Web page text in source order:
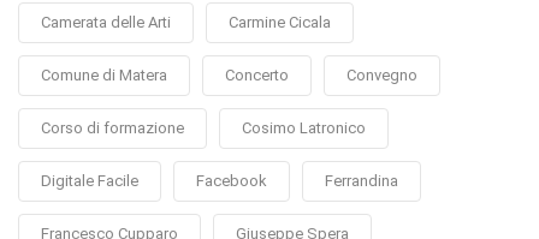
Camerata delle Arti Carmine Cicala
Comune di Matera Concerto Convegno
Corso di formazione Cosimo Latronico
Digitale Facile Facebook Ferrandina
Francesco Cupparo Giuseppe Spera